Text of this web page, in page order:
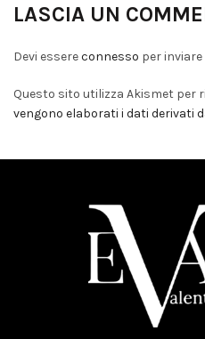
LASCIA UN
Devi essereconnesso per
Questo sito utilizza Akismet per
vengono elaborati i dati derivati